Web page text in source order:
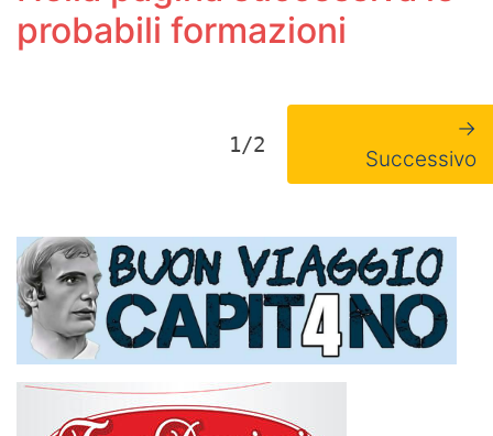
probabili formazioni
1/2
→
Successivo